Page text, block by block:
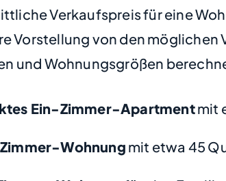
Verkaufspreis für eine
Vorstellung von den
und Wohnungsgrößen
Ein-Zimmer-Apartmentmit
Wohnung mit etwa 45